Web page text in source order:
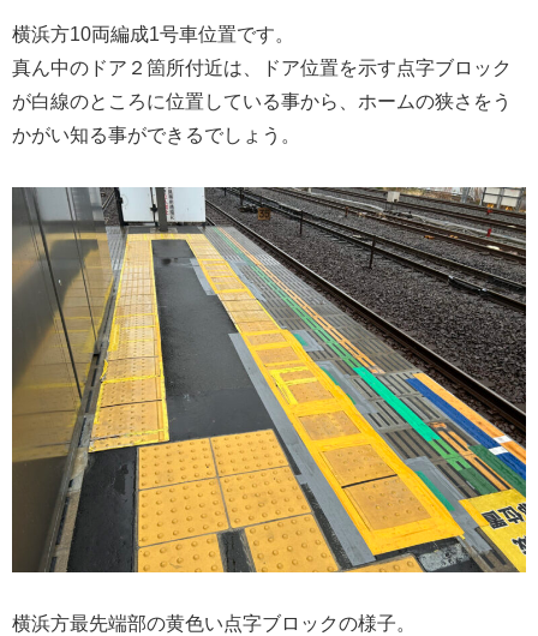
横浜方10両編成1号車位置です。
真ん中のドア２箇所付近は、ドア位置を示す点字ブロック
が白線のところに位置している事から、ホームの狭さをう
かがい知る事ができるでしょう。
横浜方最先端部の黄色い点字ブロックの様子。